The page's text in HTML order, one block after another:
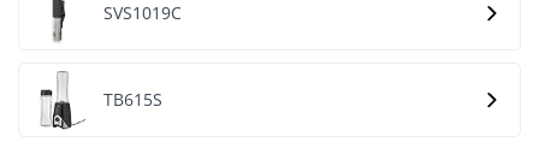
SVS1019C
TB615S